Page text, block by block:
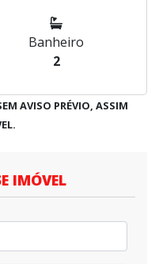
Banheiro
2
AVISO PRÉVIO, ASSIM
IMÓVEL